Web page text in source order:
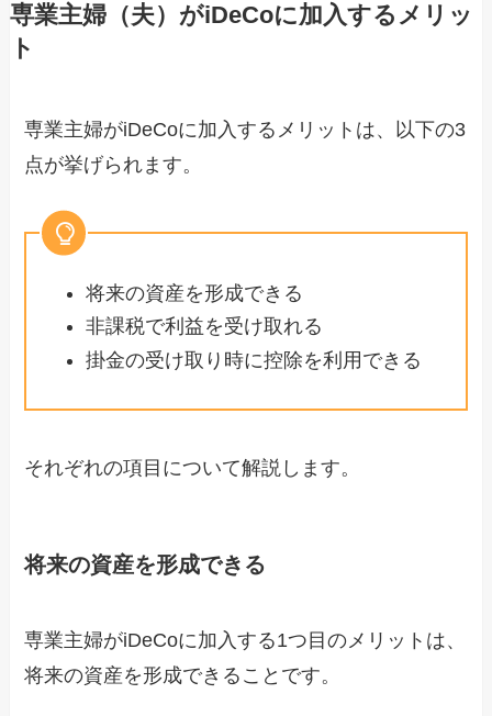
専業主婦（夫）がiDeCoに加入するメリッ
ト
専業主婦がiDeCoに加入するメリットは、以下の3
点が挙げられます。
将来の資産を形成できる
非課税で利益を受け取れる
掛金の受け取り時に控除を利用できる
それぞれの項目について解説します。
将来の資産を形成できる
専業主婦がiDeCoに加入する1つ目のメリットは、
将来の資産を形成できることです。